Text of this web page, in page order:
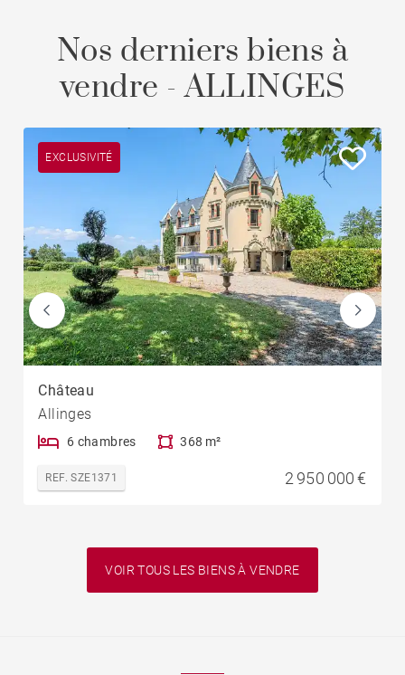
Nos derniers biens à
vendre - ALLINGES
EXCLUSIVITÉ
Château
Allinges
6 chambres 368 m²
REF. SZE1371 2 950 000 €
VOIR TOUS LES BIENS À VENDRE